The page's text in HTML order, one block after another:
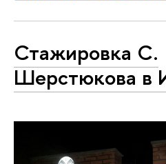
Стажировка С.
Шерстюкова в